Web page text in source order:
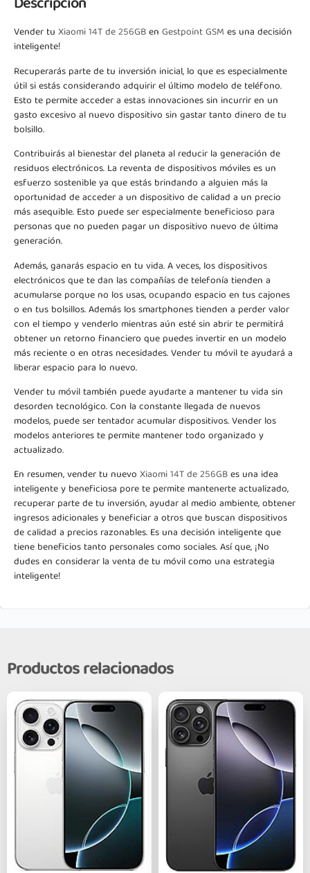
Vender tu Xiaomi 14T de 256GBen Gestpoint GSM es una decisión
inteligente!
Recuperarás parte de tu inversión inicial, lo que es especialmente
útil si estás considerando adquirir el último modelo de teléfono.
Esto te permite acceder a estas innovaciones sin incurrir en un
gasto excesivo al nuevo dispositivo sin gastar tanto dinero de tu
bolsillo.
Contribuirás al bienestar del planeta al reducir la generación de
residuos electrónicos. La reventa de dispositivos móviles es un
esfuerzo sostenible ya que estás brindando a alguien más la
oportunidad de acceder a un dispositivo de calidad a un precio
más asequible. Esto puede ser especialmente beneficioso para
personas que no pueden pagar un dispositivo nuevo de última
generación.
Además, ganarás espacio en tu vida. A veces, los dispositivos
electrónicos que te dan las compañías de telefonía tienden a
acumularse porque no los usas, ocupando espacio en tus cajones
o en tus bolsillos. Además los smartphones tienden a perder valor
con el tiempo y venderlo mientras aún esté sin abrir te permitirá
obtener un retorno financiero que puedes invertir en un modelo
más reciente o en otras necesidades. Vender tu móvil te ayudará a
liberar espacio para lo nuevo.
Vender tu móvil también puede ayudarte a mantener tu vida sin
desorden tecnológico. Con la constante llegada de nuevos
modelos, puede ser tentador acumular dispositivos. Vender los
modelos anteriores te permite mantener todo organizado y
actualizado.
En resumen, vender tu nuevo Xiaomi 14T de 256GBes una idea
inteligente y beneficiosa pore te permite mantenerte actualizado,
recuperar parte de tu inversión, ayudar al medio ambiente, obtener
ingresos adicionales y beneficiar a otros que buscan dispositivos
de calidad a precios razonables. Es una decisión inteligente que
tiene beneficios tanto personales como sociales. Así que, ¡No
dudes en considerar la venta de tu móvil como una estrategia
inteligente!
Productos relacionados